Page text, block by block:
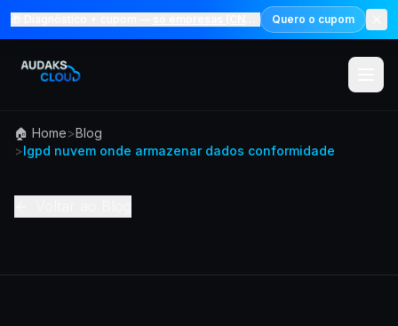
só empresas (CNPJ) Quero o cupom
🏠 Home>Blog
>lgpd nuvem onde armazenar dados conformidade